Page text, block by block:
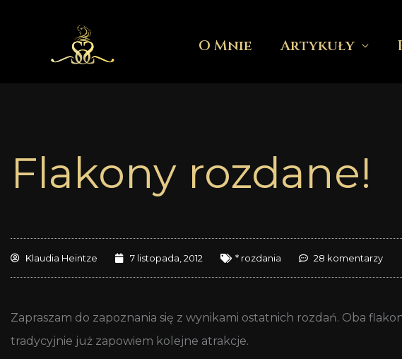
O Mnie Artykuły
Flakony rozdane!
Klaudia Heintze 7 listopada, 2012 * rozdania 28 komentarzy
Zapraszam do zapoznania się z wynikami ostatnich rozdań. Oba
tradycyjnie już zapowiem kolejne atrakcje.